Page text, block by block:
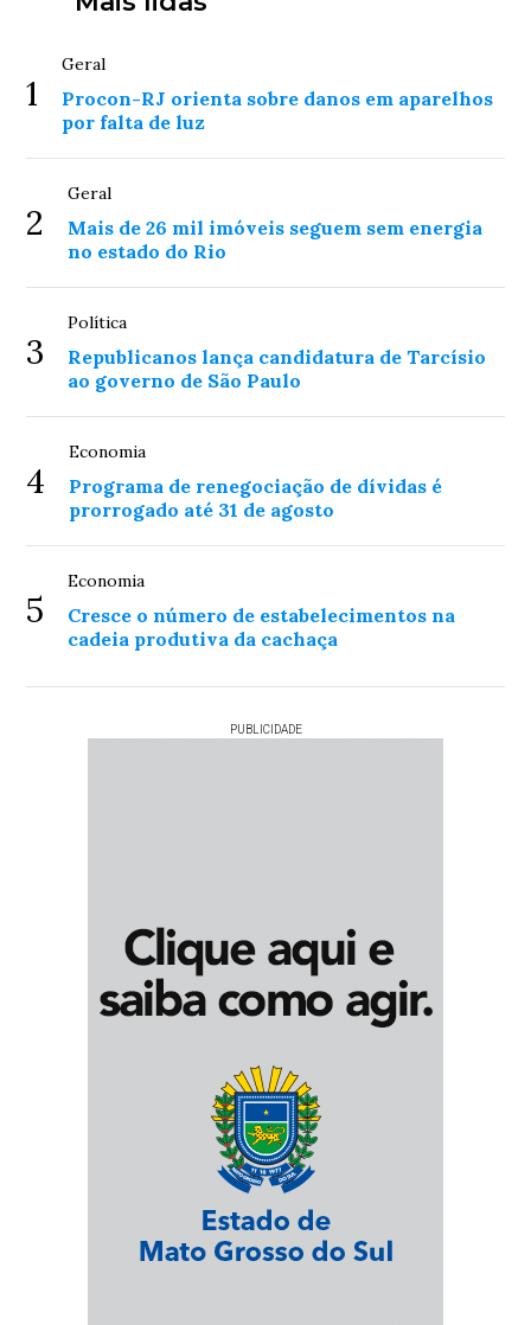
1
Geral
Procon-RJ orienta sobre danos em aparelhos
por falta de luz
2
Geral
Mais de 26 mil imóveis seguem sem energia
no estado do Rio
3
Política
Republicanos lança candidatura de Tarcísio
ao governo de São Paulo
4
Economia
Programa de renegociação de dívidas é
prorrogado até 31 de agosto
5
Economia
Cresce o número de estabelecimentos na
cadeia produtiva da cachaça
PUBLICIDADE